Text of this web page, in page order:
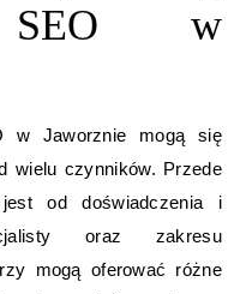
SEO w
w Jaworznie mogą się
wielu czynników. Przede
od doświadczenia i
oraz zakresu
mogą oferować różne